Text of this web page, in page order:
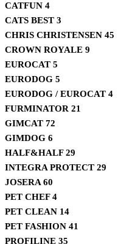
CATFUN 4
CATS BEST 3
CHRIS CHRISTENSEN 45
CROWN ROYALE 9
EUROCAT 5
EURODOG 5
EURODOG / EUROCAT 4
FURMINATOR 21
GIMCAT 72
GIMDOG 6
HALF&HALF29
INTEGRA PROTECT 29
JOSERA 60
PET CHEF4
PET CLEAN 14
PET FASHION 41
PROFILINE 35